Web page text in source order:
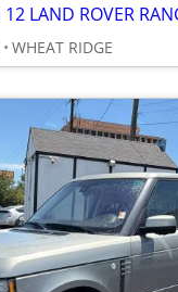
WHEAT RIDGE